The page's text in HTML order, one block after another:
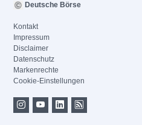
Deutsche Börse
Kontakt
Impressum
Disclaimer
Datenschutz
Markenrechte
Cookie-Einstellungen